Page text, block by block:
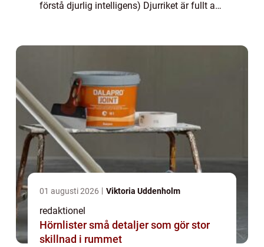
förstå djurlig intelligens) Djurriket är fullt av
01 augusti 2026 Viktoria Uddenholm
redaktionel
Hörnlister små detaljer som gör stor
skillnad i rummet